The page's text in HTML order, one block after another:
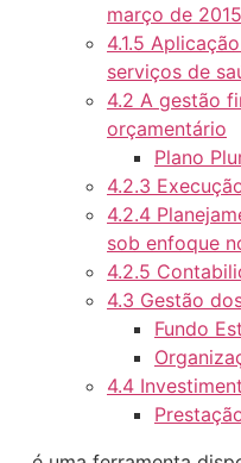
março de 2015
4.1.5
serviços de
4.2 A gestão
orçamentário
Plano
4.2.3
4.2.4
sob enfoque
4.2.5
4.3 Gestão
Fundo
4.4